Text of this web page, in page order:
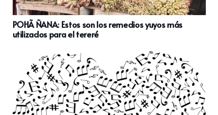
POHÃ ÑANA: Estos son los remedios yuyos más
utilizados para el tereré